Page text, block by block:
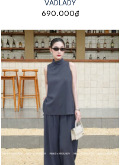
VADLADY
690.000₫